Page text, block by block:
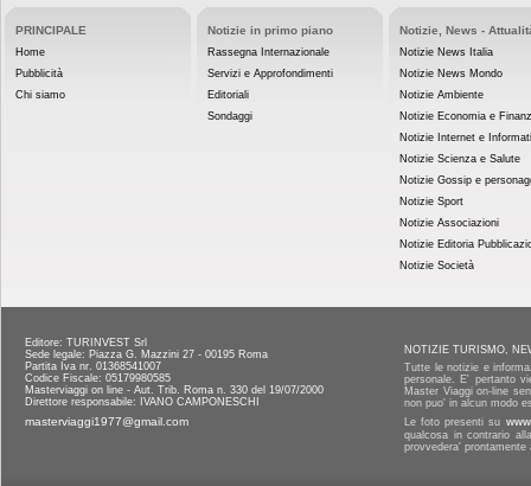
PRINCIPALE
Home
Pubblicità
Chi siamo
Notizie in primo piano
Rassegna Internazionale
Servizi e Approfondimenti
Editoriali
Sondaggi
Notizie, News -
Notizie News Italia
Notizie News Mondo
Notizie Ambiente
Notizie Economia e
Notizie Internet e
Notizie Scienza e Salute
Notizie Gossip e
Notizie Sport
Notizie Associazioni
Notizie Editoria
Notizie Società
Editore: TURINVEST Srl
Sede legale: Piazza G. Mazzini 27 - 00195 Roma
Partita Iva nr. 01368541007
Codice Fiscale: 05179980585
Masterviaggi on line - Aut. Trib. Roma n. 330 del 19/07/2000
Direttore responsabile: IVANO CAMPONESCHI
masterviaggi1977@gmail.com
NOTIZIE TURISMO,
Tutte le notizie e
personale. E' pertanto
Master Viaggi on-line
non puo' in alcun modo
Le foto presenti su
qualcosa in contrario
provvedera'